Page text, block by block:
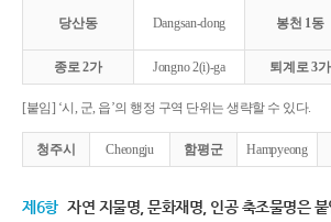
당산동 Dangsan-dong 봉천 1동
종로 2가 Jongno 2(i)-ga 퇴계로 3가
[붙임] ‘시, 군, 읍’의 행정 구역 단위는 생략할 수 있다.
청주시 Cheongju 함평군 Hampyeong
제6항 자연 지물명, 문화재명, 인공 축조물명은